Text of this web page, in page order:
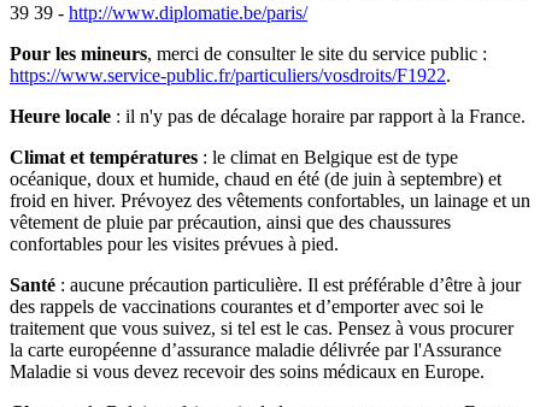
39 39 - http://www.diplomatie.be/paris/
Pour les mineurs, merci de consulter le site du service public :
https://www.service-public.fr/particuliers/vosdroits/F1922.
Heure locale : il n'y pas de décalage horaire par rapport à la France.
Climat et températures : le climat en Belgique est de type
océanique, doux et humide, chaud en été (de juin à septembre) et
froid en hiver. Prévoyez des vêtements confortables, un lainage et un
vêtement de pluie par précaution, ainsi que des chaussures
confortables pour les visites prévues à pied.
Santé : aucune précaution particulière. Il est préférable d’être à jour
des rappels de vaccinations courantes et d’emporter avec soi le
traitement que vous suivez, si tel est le cas. Pensez à vous procurer
la carte européenne d’assurance maladie délivrée par l'Assurance
Maladie si vous devez recevoir des soins médicaux en Europe.